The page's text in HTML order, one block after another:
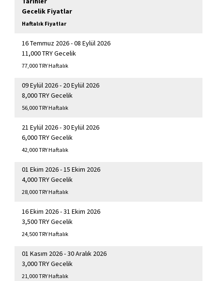
Gecelik Fiyatlar
Haftalık Fiyatlar
16 Temmuz 2026 - 08 Eylül 2026
11,000 TRY Gecelik
77,000 TRY Haftalık
09 Eylül 2026 - 20 Eylül 2026
8,000 TRY Gecelik
56,000 TRY Haftalık
21 Eylül 2026 - 30 Eylül 2026
6,000 TRY Gecelik
42,000 TRY Haftalık
01 Ekim 2026 - 15 Ekim 2026
4,000 TRY Gecelik
28,000 TRY Haftalık
16 Ekim 2026 - 31 Ekim 2026
3,500 TRY Gecelik
24,500 TRY Haftalık
01 Kasım 2026 - 30 Aralık 2026
3,000 TRY Gecelik
21,000 TRY Haftalık